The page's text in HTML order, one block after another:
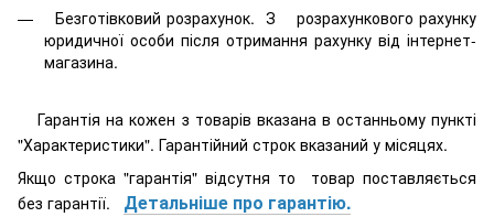
Безготівковий розрахунок. З розрахункового рахунку
юридичної особи після отримання рахунку від інтернет-
магазина.
Гарантія на кожен з товарів вказана в останньому пункті
"Характеристики". Гарантійний строк вказаний у місяцях.
Якщо строка "гарантія" відсутня то товар поставляється
без гарантії. Детальніше про гарантію.